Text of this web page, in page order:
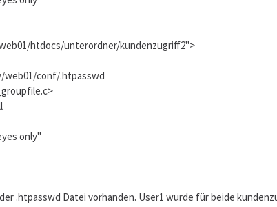
htdocs/unterordner/kundenzugriff2">
web01/conf/.htpasswd
only"
.htpasswd Datei vorhanden. User1 wurde für beide